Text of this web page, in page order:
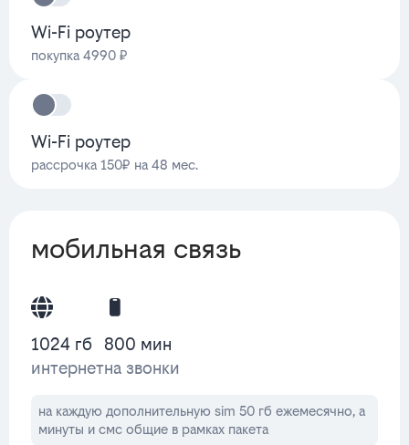
Wi-Fi роутер
покупка 4990 ₽
Wi-Fi роутер
рассрочка 150₽ на 48 мес.
мобильная связь
1024 гб
интернет
800 мин
на звонки
на каждую дополнительную sim 50 гб ежемесячно, а
минуты и смс общие в рамках пакета